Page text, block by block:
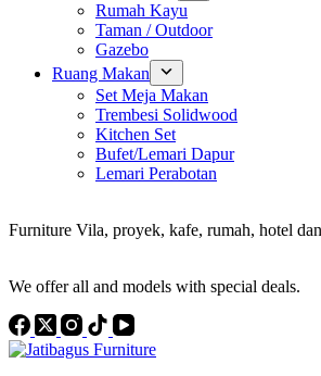
Rumah Kayu
Taman / Outdoor
Gazebo
Ruang Makan
Set Meja Makan
Trembesi Solidwood
Kitchen Set
Bufet/Lemari Dapur
Lemari Perabotan
Furniture Vila, proyek, kafe, rumah, hotel
We offer all and models with special deals.